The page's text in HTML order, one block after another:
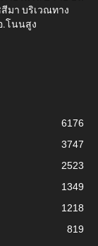
มา บริเวณทาง
.โนนสูง
6176
3747
2523
1349
1218
819